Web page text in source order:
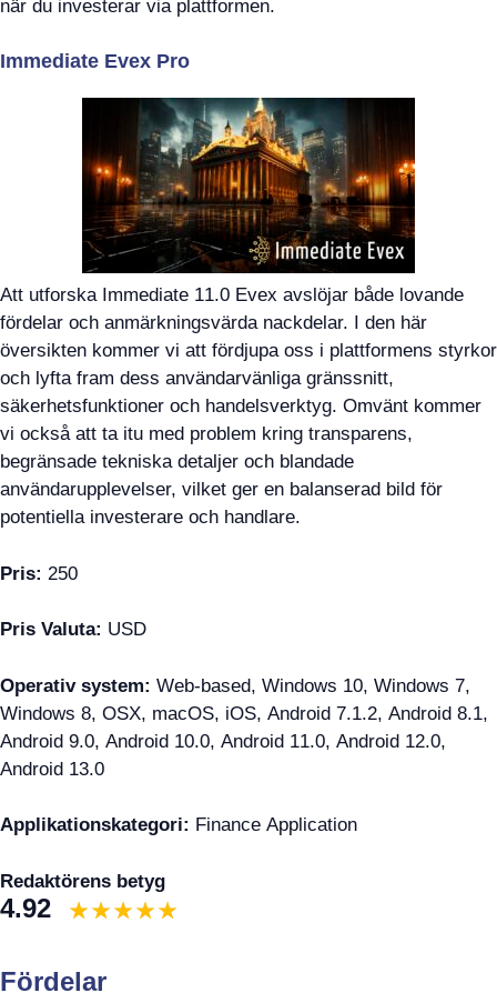
när du investerar via plattformen.
Immediate Evex Pro
Att utforska Immediate 11.0 Evex avslöjar både lovande
fördelar och anmärkningsvärda nackdelar. I den här
översikten kommer vi att fördjupa oss i plattformens styrkor
och lyfta fram dess användarvänliga gränssnitt,
säkerhetsfunktioner och handelsverktyg. Omvänt kommer
vi också att ta itu med problem kring transparens,
begränsade tekniska detaljer och blandade
användarupplevelser, vilket ger en balanserad bild för
potentiella investerare och handlare.
Pris: 250
Pris Valuta: USD
Operativ system: Web-based, Windows 10, Windows 7,
Windows 8, OSX, macOS, iOS, Android 7.1.2, Android 8.1,
Android 9.0, Android 10.0, Android 11.0, Android 12.0,
Android 13.0
Applikationskategori: Finance Application
Redaktörens betyg
4.92
Fördelar